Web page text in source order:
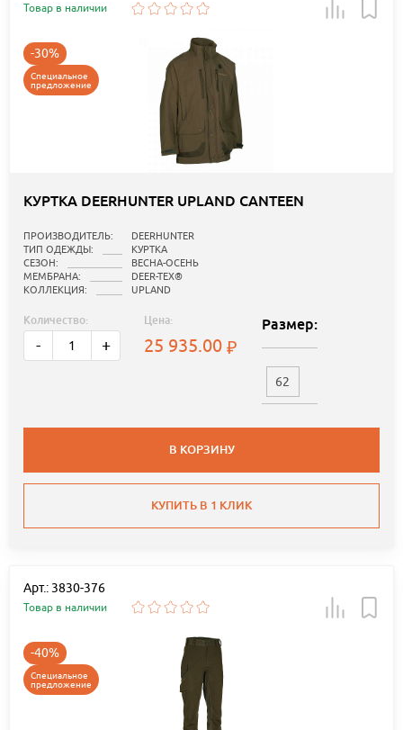
Товар в наличии
-30%
Специальное
предложение
КУРТКА DEERHUNTER UPLAND CANTEEN
ПРОИЗВОДИТЕЛЬ:
DEERHUNTER
ТИП ОДЕЖДЫ:
КУРТКА
СЕЗОН:
ВЕСНА-ОСЕНЬ
МЕМБРАНА:
DEER-TEX®
КОЛЛЕКЦИЯ:
UPLAND
Количество:
- +
Цена:
25 935.00
Размер:
62
В КОРЗИНУ
КУПИТЬ В 1 КЛИК
Арт.: 3830-376
Товар в наличии
-40%
Специальное
предложение